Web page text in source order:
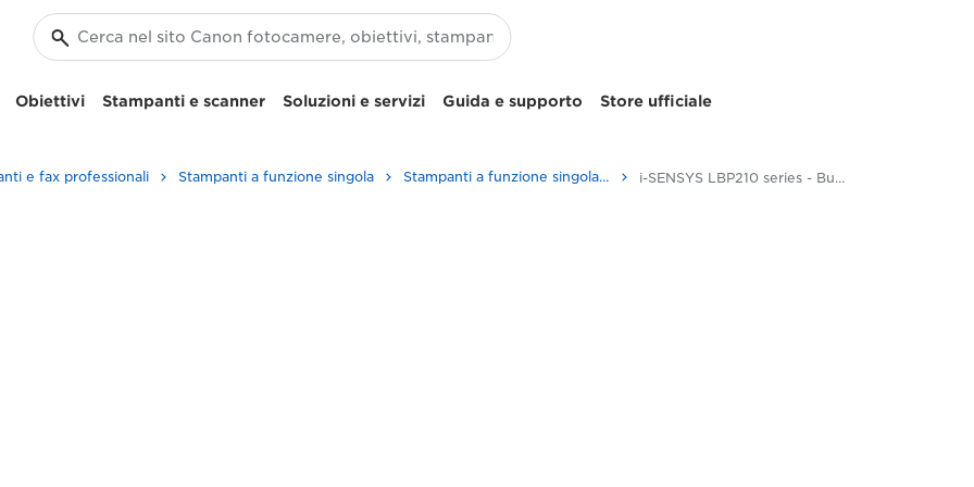
Obiettivi Stampanti e scanner Soluzioni e servizi Guida e supporto Store ufficiale
e fax professionali Stampanti a funzione singola Stampanti a funzione singola in bianco e nero i-SENSYS LBP210 series - Business Printers & Fax Machines